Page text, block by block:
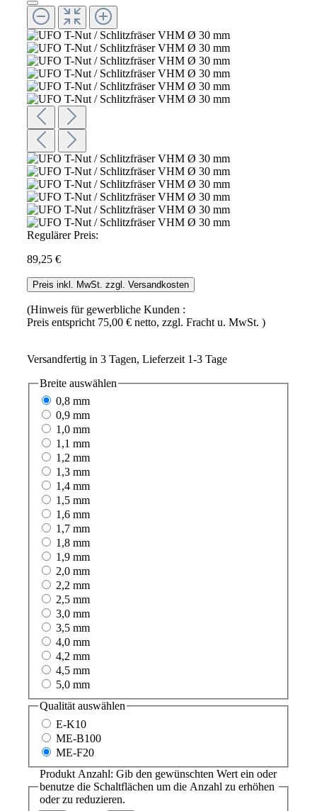
Regulärer Preis:
89,25 €
Preis inkl. MwSt. zzgl. Versandkosten
(Hinweis für gewerbliche Kunden :
Preis entspricht 75,00 € netto, zzgl. Fracht u. MwSt. )
Versandfertig in 3 Tagen, Lieferzeit 1-3 Tage
Breite auswählen
0,8 mm
0,9 mm
1,0 mm
1,1 mm
1,2 mm
1,3 mm
1,4 mm
1,5 mm
1,6 mm
1,7 mm
1,8 mm
1,9 mm
2,0 mm
2,2 mm
2,5 mm
3,0 mm
3,5 mm
4,0 mm
4,2 mm
4,5 mm
5,0 mm
Qualitätauswählen
E-K10
ME-B100
ME-F20
Produkt Anzahl: Gib den gewünschten Wert ein oder
benutze die Schaltflächen um die Anzahl zu erhöhen
oder zu reduzieren.